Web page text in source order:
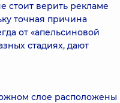
стоит верить рекламе
точная причина
от «апельсиновой
стадиях, дают
слое расположены